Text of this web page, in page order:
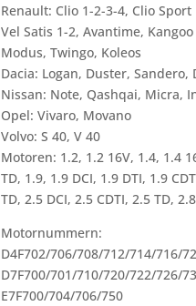
Renault: Clio 1-2-3-4, Clio
Vel Satis 1-2, Avantime,
Modus, Twingo, Koleos
Dacia: Logan, Duster, Sandero,
Nissan: Note, Qashqai, Micra,
Opel: Vivaro, Movano
Volvo: S 40, V 40
Motoren: 1.2, 1.2 16V, 1.4, 1.4
TD, 1.9, 1.9 DCI, 1.9 DTI, 1.9
TD, 2.5 DCI, 2.5 CDTI, 2.5 TD,
Motornummern:
D4F702/706/708/712/714/716/
D7F700/701/710/720/722/726/
E7F700/704/706/750